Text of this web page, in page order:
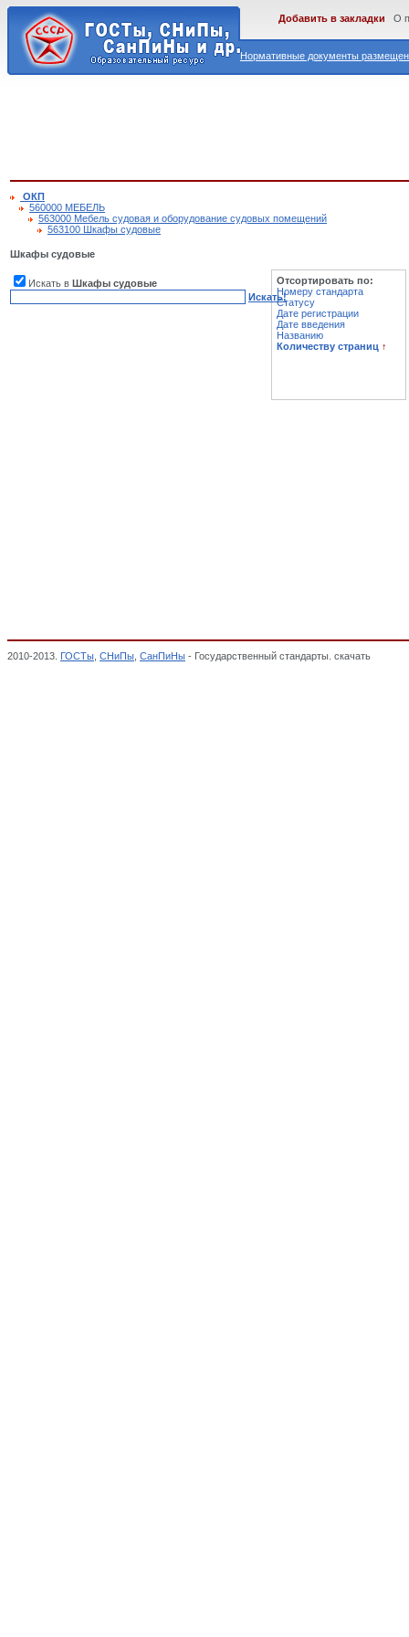
Нормативные документы
Добавить в закладки О
ОКП
560000 МЕБЕЛЬ
563000 Мебель судовая и оборудование судовых помещений
563100 Шкафы судовые
Шкафы судовые
Искать в Шкафы судовые
Искать!
Отсортировать по:
Номеру стандарта
Статусу
Дате регистрации
Дате введения
Названию
Количеству страниц ↑
2010-2013. ГОСТы СНиПы СанПиНы - Государственный стандарты. скачать